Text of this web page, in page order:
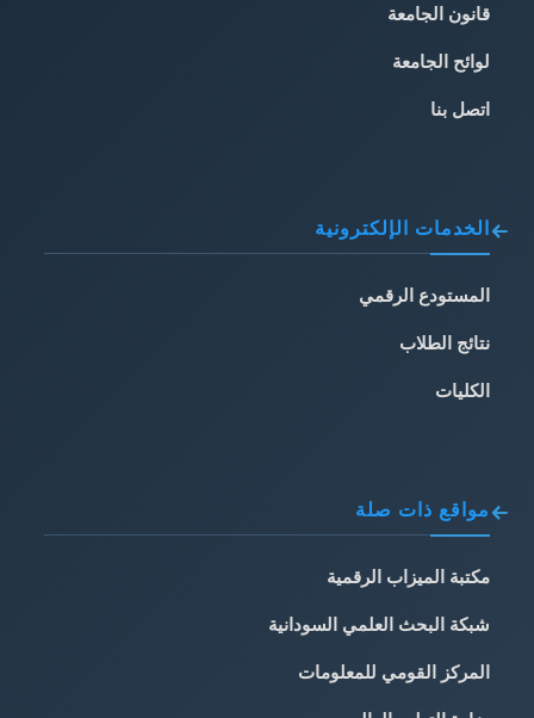
قانون الجامعة
لوائح الجامعة
اتصل بنا
الخدمات الإلكترونية
المستودع الرقمي
نتائج الطلاب
الكليات
مواقع ذات صلة
مكتبة الميزاب الرقمية
شبكة البحث العلمي السودانية
المركز القومي للمعلومات